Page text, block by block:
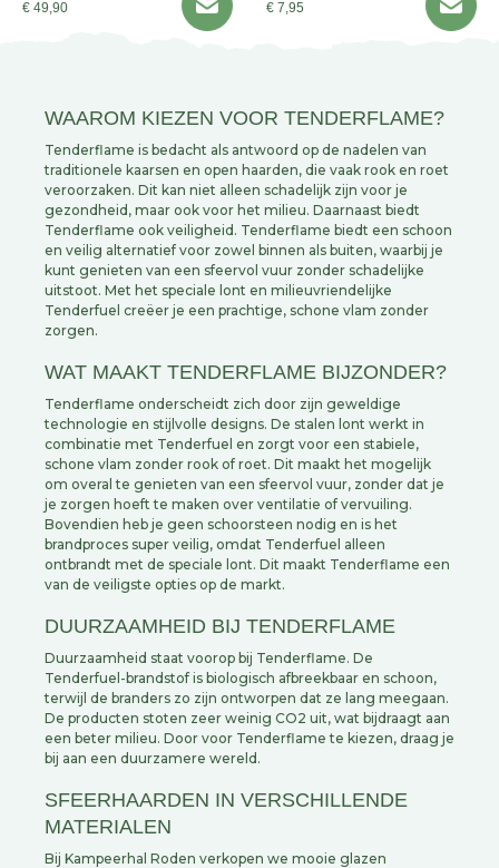
€ 49,90 € 7,95
WAAROM KIEZEN VOOR TENDERFLAME?
Tenderflame is bedacht als antwoord op de nadelen van
traditionele kaarsen en open haarden, die vaak rook en roet
veroorzaken. Dit kan niet alleen schadelijk zijn voor je
gezondheid, maar ook voor het milieu. Daarnaast biedt
Tenderflame ook veiligheid. Tenderflame biedt een schoon
en veilig alternatief voor zowel binnen als buiten, waarbij je
kunt genieten van een sfeervol vuur zonder schadelijke
uitstoot. Met het speciale lont en milieuvriendelijke
Tenderfuel creëer je een prachtige, schone vlam zonder
zorgen.
WAT MAAKT TENDERFLAME BIJZONDER?
Tenderflame onderscheidt zich door zijn geweldige
technologie en stijlvolle designs. De stalen lont werkt in
combinatie met Tenderfuel en zorgt voor een stabiele,
schone vlam zonder rook of roet. Dit maakt het mogelijk
om overal te genieten van een sfeervol vuur, zonder dat je
je zorgen hoeft te maken over ventilatie of vervuiling.
Bovendien heb je geen schoorsteen nodig en is het
brandproces super veilig, omdat Tenderfuel alleen
ontbrandt met de speciale lont. Dit maakt Tenderflame een
van de veiligste opties op de markt.
DUURZAAMHEID BIJ TENDERFLAME
Duurzaamheid staat voorop bij Tenderflame. De
Tenderfuel-brandstof is biologisch afbreekbaar en schoon,
terwijl de branders zo zijn ontworpen dat ze lang meegaan.
De producten stoten zeer weinig CO2 uit, wat bijdraagt aan
een beter milieu. Door voor Tenderflame te kiezen, draag je
bij aan een duurzamere wereld.
SFEERHAARDEN IN VERSCHILLENDE
MATERIALEN
Bij Kampeerhal Roden verkopen we mooie glazen